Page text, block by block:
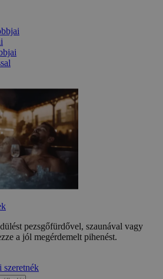
pezsgőfürdővel, szaunával vagy
a jól megérdemelt pihenést.
szeretnék